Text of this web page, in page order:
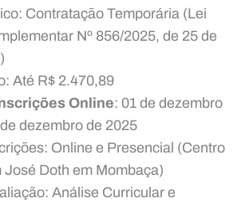
Contratação Temporária (Lei
Nº 856/2025, de 25 de
Até R$ 2.470,89
Online: 01 de dezembro
dezembro de 2025
Online e Presencial (Centro
José Doth em Mombaça)
Análise Curricular e